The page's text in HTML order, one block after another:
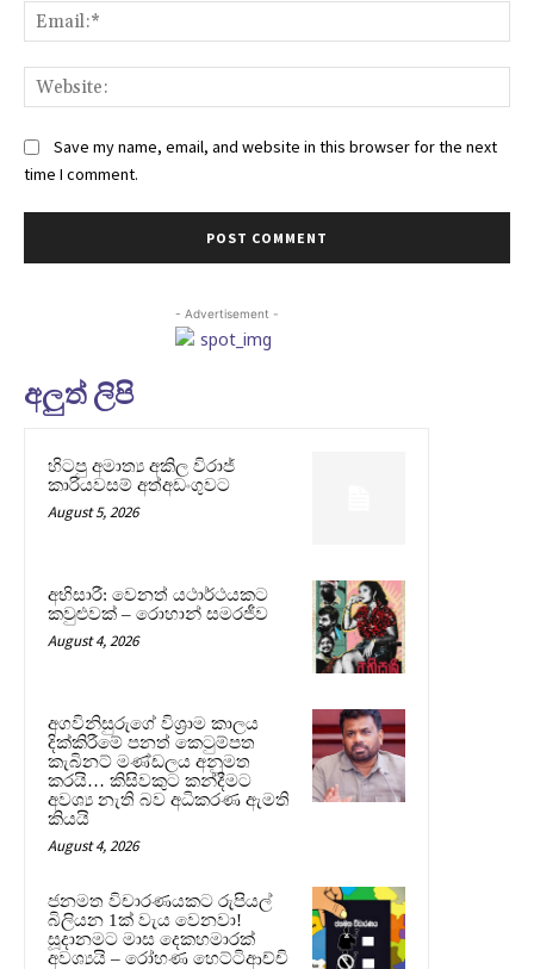
Save my name, email, and website in this browser for the next
time I comment.
- Advertisement -
අලුත් ලිපි
හිටපු අමාත්‍ය අකිල විරාජ්
කාරියවසම් අත්අඩංගුවට
August 5, 2026
අභිසාරී: වෙනත් යථාර්ථයකට
කවුළුවක් – රොහාන් සමරජීව
August 4, 2026
අගවිනිසුරුගේ විශ්‍රාම කාලය
දික්කිරීමේ පනත් කෙටුම්පත
කැබිනට් මණ්ඩලය අනුමත
කරයි… කිසිවකුට කන්දීමට
අවශ්‍ය නැති බව අධිකරණ ඇමති
කියයි
August 4, 2026
ජනමත විචාරණයකට රුපියල්
බිලියන 1ක් වැය වෙනවා!
සූදානමට මාස දෙකහමාරක්
අවශ්‍යයි – රෝහණ හෙට්ටිආච්චි